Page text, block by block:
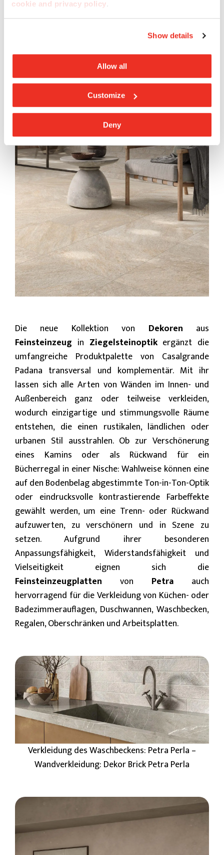
cookie and privacy policy.
Show details
Allow all
Customize
Deny
Die neue Kollektion von Dekoren aus
Feinsteinzeug in Ziegelsteinoptikergänzt die
umfangreiche Produktpalette von Casalgrande
Padana transversal und komplementär. Mit ihr
lassen sich alle Arten von Wänden im Innen- und
Außenbereich ganz oder teilweise verkleiden,
wodurch einzigartige und stimmungsvolle Räume
entstehen, die einen rustikalen, ländlichen oder
urbanen Stil ausstrahlen. Ob zur Verschönerung
eines Kamins oder als Rückwand für ein
Bücherregal in einer Nische: Wahlweise können eine
auf den Bodenbelag abgestimmte Ton-in-Ton-Optik
oder eindrucksvolle kontrastierende Farbeffekte
gewählt werden, um eine Trenn- oder Rückwand
aufzuwerten, zu verschönern und in Szene zu
setzen. Aufgrund ihrer besonderen
Anpassungsfähigkeit, Widerstandsfähigkeit und
Vielseitigkeit eignen sich die
Feinsteinzeugplatten von Petra auch
hervorragend für die Verkleidung von Küchen- oder
Badezimmerauflagen, Duschwannen, Waschbecken,
Regalen, Oberschränken und Arbeitsplatten.
Verkleidung des Waschbeckens: Petra Perla –
Wandverkleidung: Dekor Brick Petra Perla